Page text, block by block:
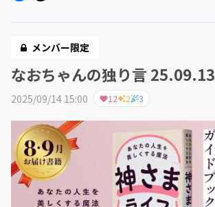
メンバー限定
なおちゃんの独り言 25.09.13
2025/09/14 15:00 12 2 3